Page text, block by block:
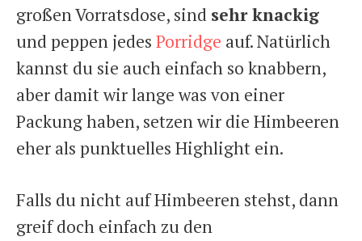
großen Vorratsdose, sind sehr knackig
und peppen jedes Porridge auf. Natürlich
kannst du sie auch einfach so knabbern,
aber damit wir lange was von einer
Packung haben, setzen wir die Himbeeren
eher als punktuelles Highlight ein.
Falls du nicht auf Himbeeren stehst, dann
greif doch einfach zu den